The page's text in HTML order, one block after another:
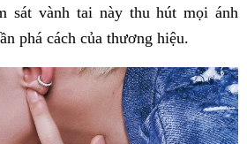
sát vành tai này thu hút mọi ánh
phá cách của thương hiệu.